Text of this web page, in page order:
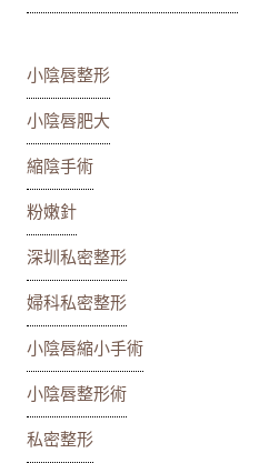
小陰唇整形
小陰唇肥大
縮陰手術
粉嫩針
深圳私密整形
婦科私密整形
小陰唇縮小手術
小陰唇整形術
私密整形